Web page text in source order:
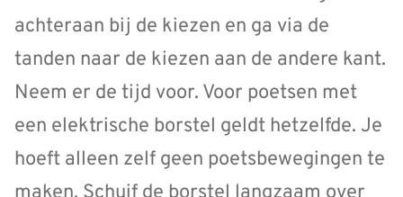
achteraan bij de kiezen en ga via de
tanden naar de kiezen aan de andere kant.
Neem er de tijd voor. Voor poetsen met
een elektrische borstel geldt hetzelfde. Je
hoeft alleen zelf geen poetsbewegingen te